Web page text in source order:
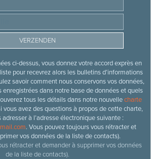
ci-dessus, vous donnez votre accord exprès en
pour recevrez alors les bulletins d’informations
savoir comment nous conservons vos données,
enregistrées dans notre base de données et quels
tous les détails dans notre nouvellecharte
vous avez des questions à propos de cette charte,
à l’adresse électronique suivante :
. Vous pouvez toujours vous rétracter et
vos données de la liste de contacts).
rétracter et demander à supprimer vos données
de la liste de contacts).